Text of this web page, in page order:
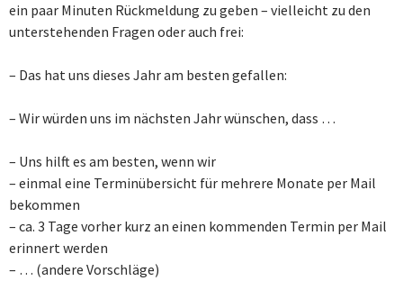
ein paar Minuten Rückmeldung zu geben – vielleicht zu den
unterstehenden Fragen oder auch frei:
– Das hat uns dieses Jahr am besten gefallen:
– Wir würden uns im nächsten Jahr wünschen, dass …
– Uns hilft es am besten, wenn wir
– einmal eine Terminübersicht für mehrere Monate per Mail
bekommen
– ca. 3 Tage vorher kurz an einen kommenden Termin per Mail
erinnert werden
– … (andere Vorschläge)